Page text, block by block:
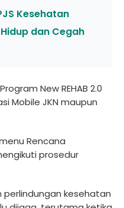
Kesehatan
dan Cegah
New REHAB 2.0
Mobile JKN maupun
Rencana
prosedur
perlindungan kesehatan